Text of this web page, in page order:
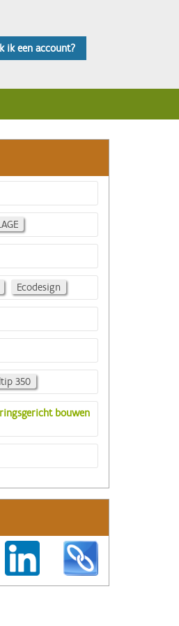
ik een account?
Ecodesign
350
bouwen